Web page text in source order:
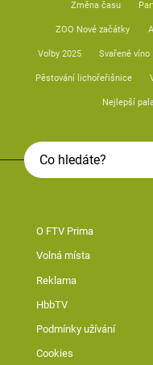
Změna času
ZOO Nové začátky
Volby 2025 Svařené víno
Pěstování lichořeřišnice
Nejlepší
O FTV Prima
Volná místa
Reklama
HbbTV
Podmínky užívání
Cookies